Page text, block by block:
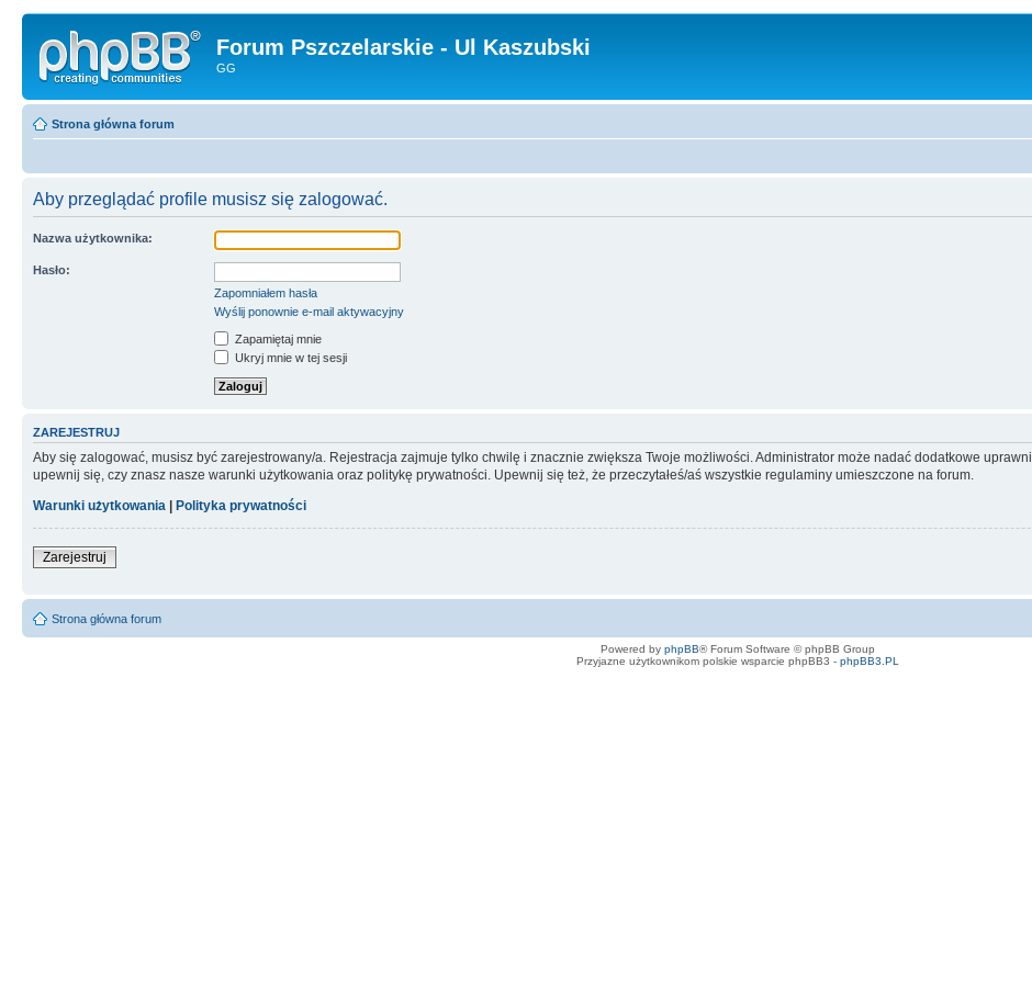
Forum Pszczelarskie - Ul Kaszubski
GG
Strona główna forum
Aby przeglądać profile musisz się zalogować.
Nazwa użytkownika:
Hasło:
Zapomniałem hasła
Wyślij ponownie e-mail aktywacyjny
Zapamiętaj mnie
Ukryj mnie w tej sesji
ZAREJESTRUJ
Aby się zalogować, musisz być zarejestrowany/a. Rejestracja zajmuje tylko chwilę i znacznie zwiększa Twoje możliwości. Administrator może nadać dodatkowe
upewnij się, czy znasz nasze warunki użytkowania oraz politykę prywatności. Upewnij się też, że przeczytałeś/aś wszystkie regulaminy umieszczone na forum.
Warunki użytkowania
Polityka prywatności
Zarejestruj
Strona główna forum
Powered by phpBB® Forum Software © phpBB Group
Przyjazne użytkownikom polskie wsparcie phpBB3 - phpBB3.PL